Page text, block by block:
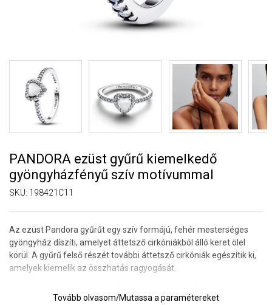
PANDORA ezüst gyűrű kiemelkedő
gyöngyházfényű szív motívummal
SKU: 198421C11
Az ezüst Pandora gyűrűt egy szív formájú, fehér mesterséges
gyöngyház díszíti, amelyet áttetsző cirkóniákból álló keret ölel
körül. A gyűrű felső részét további áttetsző cirkóniák egészítik ki,
amelyek kiemelik az összhatás ragyogását.
megjelenéssel. A fehér gyöngyház a nyugalmat, a tisztaságot és
Tovább olvasom/Mutassa a paramétereket